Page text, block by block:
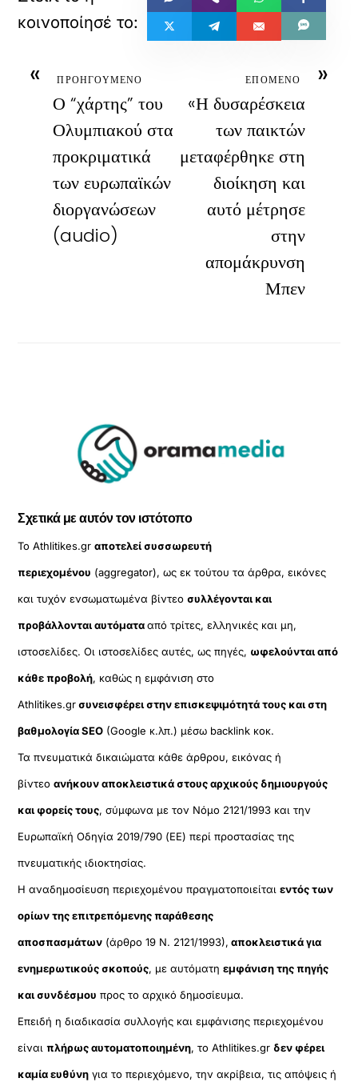
« ΠΡΟΗΓΟΥΜΕΝΟ
Ο “χάρτης” του
Ολυμπιακού στα
προκριματικά
των ευρωπαϊκών
διοργανώσεων
(audio)
»
ΕΠΟΜΕΝΟ
«Η δυσαρέσκεια
των παικτών
μεταφέρθηκε στη
διοίκηση και
αυτό μέτρησε
στην
απομάκρυνση
Μπεν
Σχετικά με αυτόν τον ιστότοπο
Το Athlitikes.grαποτελεί συσσωρευτή
περιεχομένου (aggregator), ως εκ τούτου τα άρθρα, εικόνες
και τυχόν ενσωματωμένα βίντεοσυλλέγονται και
προβάλλονται αυτόματααπό τρίτες, ελληνικές και μη,
ιστοσελίδες. Οι ιστοσελίδες αυτές, ως πηγές, ωφελούνται από
κάθε προβολή, καθώς η εμφάνιση στο
Athlitikes.grσυνεισφέρει στην επισκεψιμότητά τους και στη
βαθμολογία SEO (Google κ.λπ.) μέσω backlink κοκ.
Τα πνευματικά δικαιώματα κάθε άρθρου, εικόνας ή
βίντεοανήκουν αποκλειστικά στους αρχικούς δημιουργούς
και φορείς τους, σύμφωνα με τον Νόμο 2121/1993 και την
Ευρωπαϊκή Οδηγία 2019/790 (ΕΕ) περί προστασίας της
πνευματικής ιδιοκτησίας.
Η αναδημοσίευση περιεχομένου πραγματοποιείταιεντός των
ορίων της επιτρεπόμενης παράθεσης
αποσπασμάτων (άρθρο 19 Ν. 2121/1993), αποκλειστικά για
ενημερωτικούς σκοπούς, με αυτόματηεμφάνιση της πηγής
και συνδέσμου προς το αρχικό δημοσίευμα.
Επειδή η διαδικασία συλλογής και εμφάνισης περιεχομένου
είναιπλήρως αυτοματοποιημένη, το Athlitikes.gr δεν φέρει
καμία ευθύνη για το περιεχόμενο, την ακρίβεια, τις απόψεις ή